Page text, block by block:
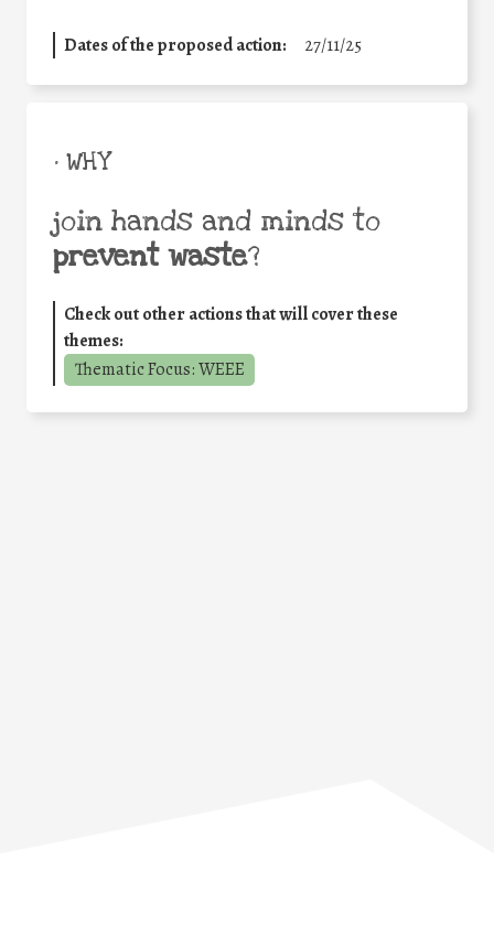
Dates of the proposed action: 27/11/25
• WHY
join hands and minds to
prevent waste?
Check out other actions that will cover these
themes:
Thematic Focus: WEEE